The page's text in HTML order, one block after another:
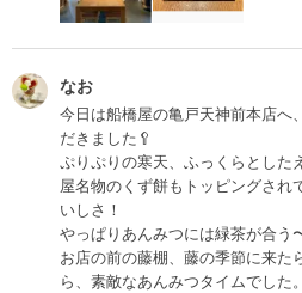
なお
今日は船橋屋の亀戸天神前本店へ
だきました🥄
ぷりぷりの寒天、ふっくらとした
屋名物のくず餅もトッピングされ
いしさ！
やっぱりあんみつには緑茶が合う
お店の前の藤棚、藤の季節に来た
ら、素敵なあんみつタイムでした。